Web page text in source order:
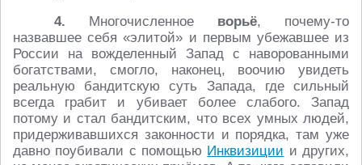
4. Многочисленное ворьё, почему-то
назвавшее себя «элитой» и первым убежавшее из
России на вожделенный Запад с наворованными
богатствами, смогло, наконец, воочию увидеть
реальную бандитскую суть Запада, где сильный
всегда грабит и убивает более слабого. Запад
потому и стал бандитским, что всех умных людей,
придерживавшихся законности и порядка, там уже
давно поубивали с помощью Инквизиции и других,